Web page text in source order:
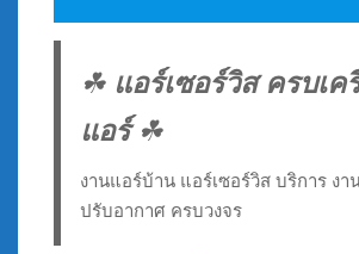
☘ แอร์เซอร์วิส ครบเค
แอร์ ☘
งานแอร์บ้าน แอร์เซอร์วิส บริการ งา
ปรับอากาศ ครบวงจร